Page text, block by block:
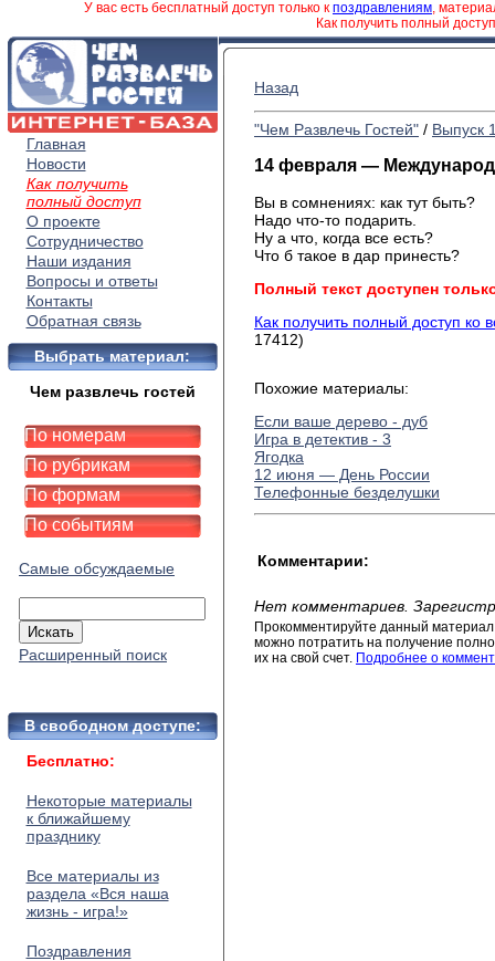
У вас есть бесплатный доступ только к поздравлениям,
Как получить полный
Главная
Новости
Как получить
полный доступ
О проекте
Сотрудничество
Наши издания
Вопросы и ответы
Контакты
Обратная связь
Выбрать материал:
Чем развлечь гостей
По номерам
По рубрикам
По формам
По событиям
Самые обсуждаемые
Расширенный поиск
В свободном доступе:
Бесплатно:
Некоторые материалы
к ближайшему
празднику
Все материалы из
раздела «Вся наша
жизнь - игра!»
Поздравления
Назад
"Чем Развлечь Гостей" / Выпуск
14 февраля —
Вы в сомнениях: как тут быть?
Надо что-то подарить.
Ну а что, когда все есть?
Что б такое в дар принесть?
Полный текст доступен
Как получить полный доступ ко
17412)
Похожие материалы:
Если ваше дерево - дуб
Игра в детектив - 3
Ягодка
12 июня — День России
Телефонные безделушки
Комментарии:
Нет комментариев.
Прокомментируйте данный
можно потратить на получение
их на свой счет. Подробнее о